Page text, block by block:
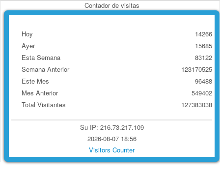
Contador de visitas
Hoy
Ayer
Esta Semana
Semana Anterior
Este Mes
Mes Anterior
Total Visitantes
14266
15685
83122
123170525
96488
549402
127383038
Su IP: 216.73.217.109
2026-08-07 18:56
Visitors Counter